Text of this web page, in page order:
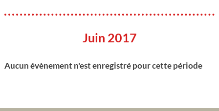
Juin 2017
Aucun évènement n'est enregistré pour cette période